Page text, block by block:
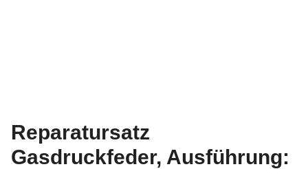
Reparatursatz
Gasdruckfeder, Ausführung: